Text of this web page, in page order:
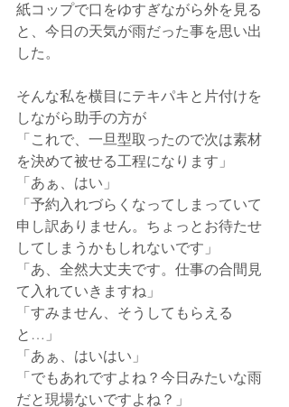
紙コップで口をゆすぎながら外を見る
と、今日の天気が雨だった事を思い出
した。
そんな私を横目にテキパキと片付けを
しながら助手の方が
「これで、一旦型取ったので次は素材
を決めて被せる工程になります」
「あぁ、はい」
「予約入れづらくなってしまっていて
申し訳ありません。ちょっとお待たせ
してしまうかもしれないです」
「あ、全然大丈夫です。仕事の合間見
て入れていきますね」
「すみません、そうしてもらえる
と…」
「あぁ、はいはい」
「でもあれですよね？今日みたいな雨
だと現場ないですよね？」